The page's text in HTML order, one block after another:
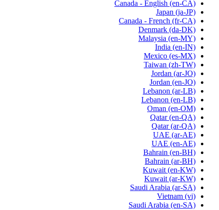
Canada - English (en-CA)
Japan (ja-JP)
Canada - French (fr-CA)
Denmark (da-DK)
Malaysia (en-MY)
India (en-IN)
Mexico (es-MX)
Taiwan (zh-TW)
Jordan (ar-JO)
Jordan (en-JO)
Lebanon (ar-LB)
Lebanon (en-LB)
Oman (en-OM)
Qatar (en-QA)
Qatar (ar-QA)
UAE (ar-AE)
UAE (en-AE)
Bahrain (en-BH)
Bahrain (ar-BH)
Kuwait (en-KW)
Kuwait (ar-KW)
Saudi Arabia (ar-SA)
Vietnam (vi)
Saudi Arabia (en-SA)